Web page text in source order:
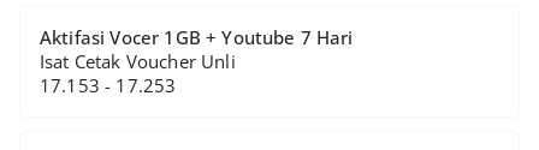
Aktifasi Vocer 1GB + Youtube 7 Hari
Isat Cetak Voucher Unli
17.153 - 17.253